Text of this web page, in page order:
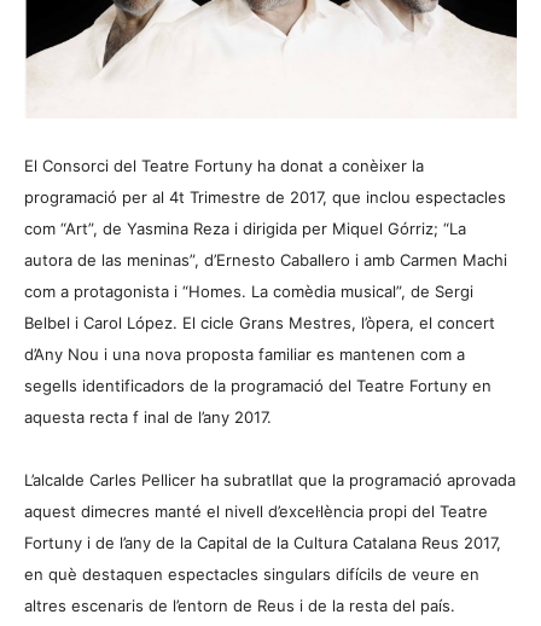
El Consorci del Teatre Fortuny ha donat a conèixer la
programació per al 4t Trimestre de 2017, que inclou espectacles
com “Art”, de Yasmina Reza i dirigida per Miquel Górriz; “La
autora de las meninas”, d’Ernesto Caballero i amb Carmen Machi
com a protagonista i “Homes. La comèdia musical”, de Sergi
Belbel i Carol López. El cicle Grans Mestres, l’òpera, el concert
d’Any Nou i una nova proposta familiar es mantenen com a
segells identificadors de la programació del Teatre Fortuny en
aquesta recta f inal de l’any 2017.
L’alcalde Carles Pellicer ha subratllat que la programació aprovada
aquest dimecres manté el nivell d’excel·lència propi del Teatre
Fortuny i de l’any de la Capital de la Cultura Catalana Reus 2017,
en què destaquen espectacles singulars difícils de veure en
altres escenaris de l’entorn de Reus i de la resta del país.